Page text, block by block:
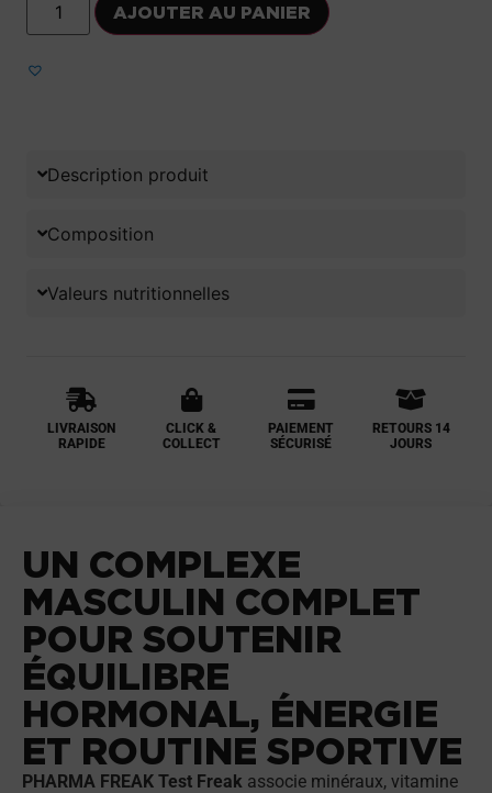
AJOUTER AU PANIER
Description produit
Composition
Valeurs nutritionnelles
LIVRAISON
RAPIDE
CLICK &
COLLECT
PAIEMENT
SÉCURISÉ
RETOURS 14
JOURS
UN COMPLEXE
MASCULIN COMPLET
POUR SOUTENIR
ÉQUILIBRE
HORMONAL, ÉNERGIE
ET ROUTINE SPORTIVE
PHARMA FREAK Test Freak associe minéraux, vitamine